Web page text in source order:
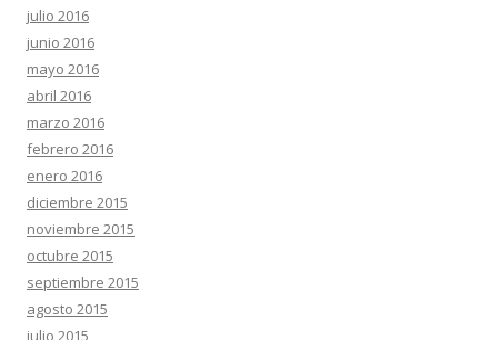
julio 2016
junio 2016
mayo 2016
abril 2016
marzo 2016
febrero 2016
enero 2016
diciembre 2015
noviembre 2015
octubre 2015
septiembre 2015
agosto 2015
julio 2015